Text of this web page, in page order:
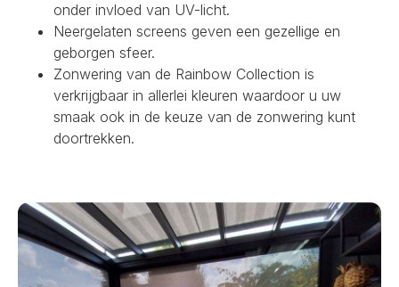
onder invloed van UV-licht.
Neergelaten screens geven een gezellige en
geborgen sfeer.
Zonwering van de Rainbow Collection is
verkrijgbaar in allerlei kleuren waardoor u uw
smaak ook in de keuze van de zonwering kunt
doortrekken.